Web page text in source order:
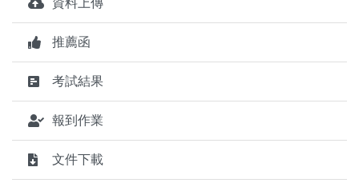
資料上傳
推薦函
考試結果
報到作業
文件下載